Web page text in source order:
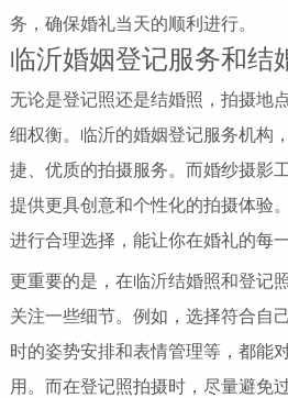
务，确保婚礼当天的顺利进行。
临沂婚姻登记服务和结
无论是登记照还是结婚照，拍摄地
细权衡。临沂的婚姻登记服务机构
捷、优质的拍摄服务。而婚纱摄影
提供更具创意和个性化的拍摄体验
进行合理选择，能让你在婚礼的每
更重要的是，在临沂结婚照和登记
关注一些细节。例如，选择符合自
时的姿势安排和表情管理等，都能
用。而在登记照拍摄时，尽量避免